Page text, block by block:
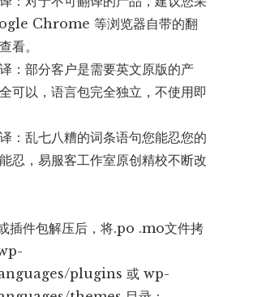
Chrome 等浏览器自带的翻
看。
：部分客户是需要英文原版的产
可以，语言包完全独立，不使用即
：乱七八糟的词条语句您能忍您的
忍，易服客工作室原创精校不断改
插件包解压后，将.po .mo文件拷
plugins 或 wp-